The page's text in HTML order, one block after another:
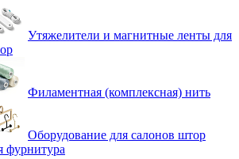
Утяжелители и магнитные ленты для
Филаментная (комплексная) нить
Оборудование для салонов штор
фурнитура